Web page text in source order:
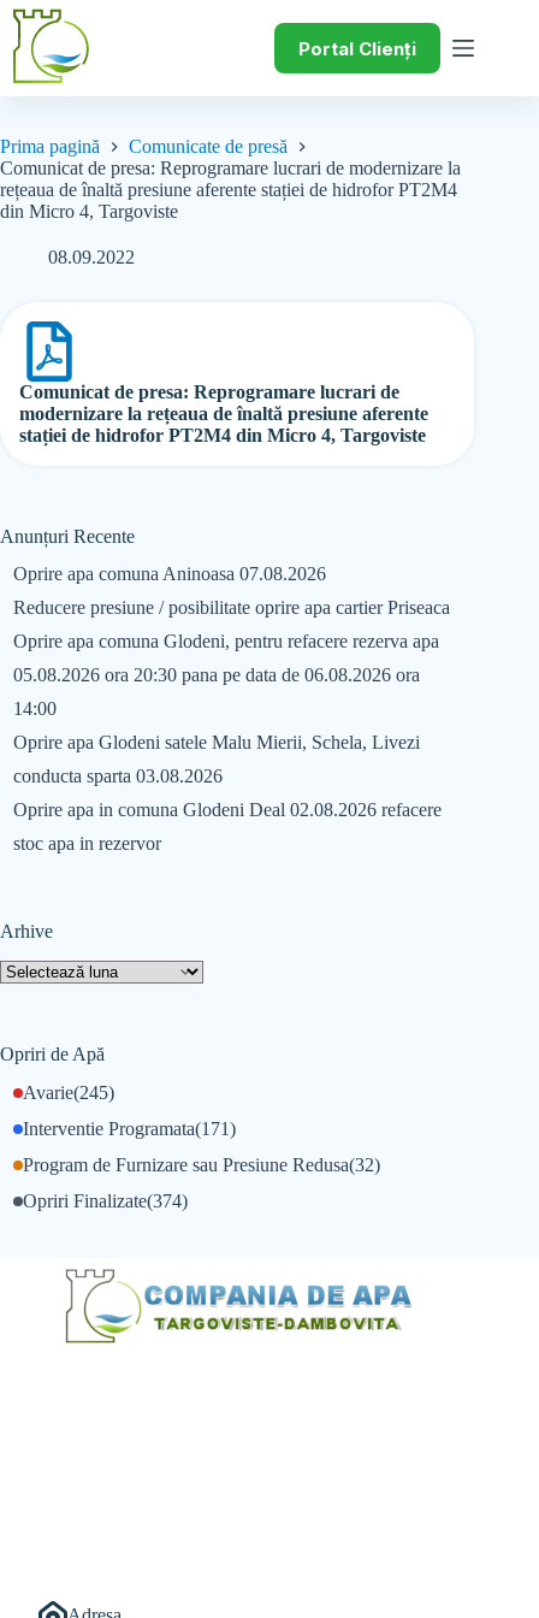
Portal Clienți
Prima pagină
Comunicate de presă
Comunicat de presa: Reprogramare lucrari de modernizare la
rețeaua de înaltă presiune aferente stației de hidrofor PT2M4
din Micro 4, Targoviste
08.09.2022
Comunicat de presa: Reprogramare lucrari de
modernizare la rețeaua de înaltă presiune aferente
stației de hidrofor PT2M4 din Micro 4, Targoviste
Anunțuri Recente
Oprire apa comuna Aninoasa 07.08.2026
Reducere presiune / posibilitate oprire apa cartier Priseaca
Oprire apa comuna Glodeni, pentru refacere rezerva apa
05.08.2026 ora 20:30 pana pe data de 06.08.2026 ora
14:00
Oprire apa Glodeni satele Malu Mierii, Schela, Livezi
conducta sparta 03.08.2026
Oprire apa in comuna Glodeni Deal 02.08.2026 refacere
stoc apa in rezervor
Arhive
Opriri de Apă
Avarie(245)
Interventie Programata(171)
Opriri Finalizate(374)
Program de Furnizare sau Presiune Redusa(32)